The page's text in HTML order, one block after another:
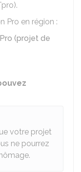
Pro en région :
(projet de
votre projet
ne pourrez